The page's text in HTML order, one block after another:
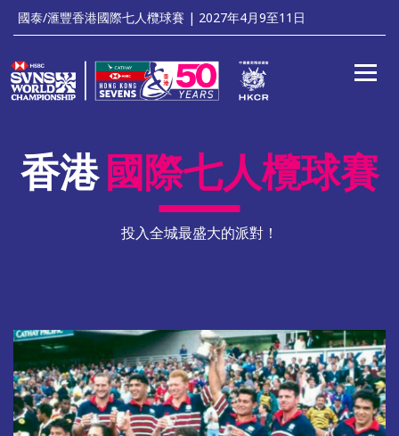
國泰/滙豐香港國際七人欖球賽 | 2027年4月9至11日
香港 國際七人欖球賽
投入全城最盛大的派對！